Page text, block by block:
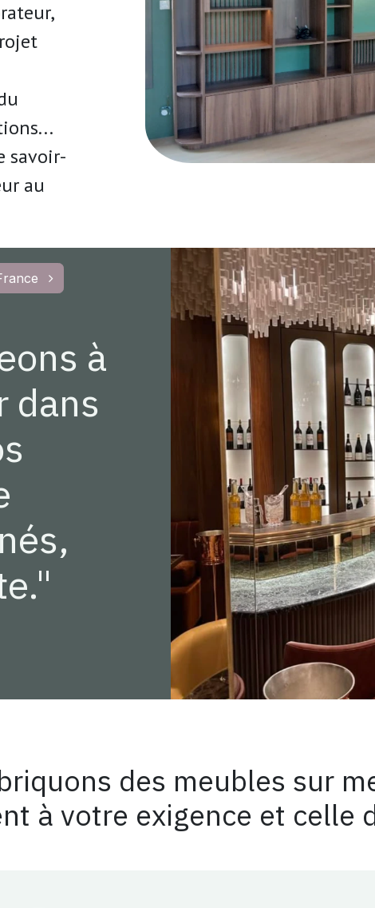
savoir-
au
à
dans
des meubles sur
à votre exigence et celle